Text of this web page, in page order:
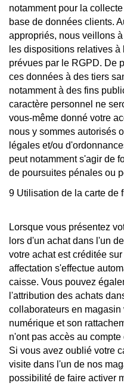
notamment pour la
base de données clients.
appropriés, nous veillons
les dispositions relatives
prévues par le RGPD. De
ces données à des tiers
notamment à des fins
caractère personnel ne
vous-même donné votre
nous y sommes autorisés
légales et/ou
peut notamment s'agir de
de poursuites pénales ou
9 Utilisation de la carte de
Lorsque vous présentez
lors d'un achat dans l'un
votre achat est créditée
affectation s'effectue
caisse. Vous pouvez
l'attribution des achats
collaborateurs en
numérique et son
n'ont pas accès au
Si vous avez oublié votre
visite dans l'un de nos
possibilité de faire activer